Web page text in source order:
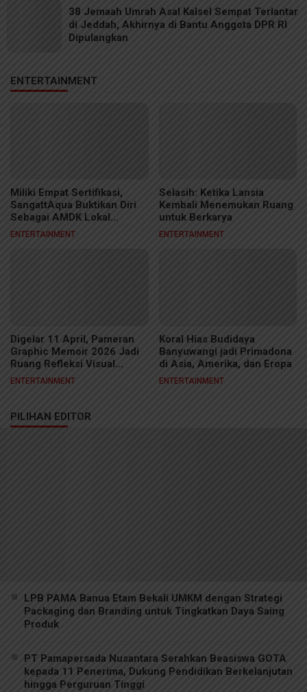
38 Jemaah Umrah Asal Kalsel Sempat Terlantar
di Jeddah, Akhirnya di Bantu Anggota DPR RI
Dipulangkan
ENTERTAINMENT
Miliki Empat Sertifikasi,
SangattAqua Buktikan Diri
Sebagai AMDK Lokal
Berkelas
ENTERTAINMENT
Selasih: Ketika Lansia
Kembali Menemukan Ruang
untuk Berkarya
ENTERTAINMENT
Digelar 11 April, Pameran
Graphic Memoir 2026 Jadi
Ruang Refleksi Visual
Kreator Samarinda
ENTERTAINMENT
Koral Hias Budidaya
Banyuwangi jadi Primadona
di Asia, Amerika, dan Eropa
ENTERTAINMENT
PILIHAN EDITOR
LPB PAMA Banua Etam Bekali UMKM dengan Strategi
Packaging dan Branding untuk Tingkatkan Daya Saing
Produk
PT Pamapersada Nusantara Serahkan Beasiswa GOTA
kepada 11 Penerima, Dukung Pendidikan Berkelanjutan
hingga Perguruan Tinggi